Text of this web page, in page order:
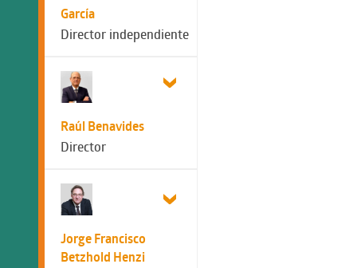
García
Director independiente
Raúl Benavides
Director
Jorge Francisco
Betzhold Henzi